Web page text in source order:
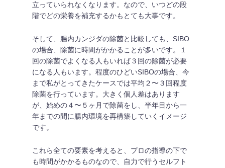
立っていられなくなります。なので、いつどの段
階でどの栄養を補充するかもとても大事です。
そして、腸内カンジダの除菌と比較しても、SIBO
の場合、除菌に時間がかかることが多いです。１
回の除菌でよくなる人もいれば３回の除菌が必要
になる人もいます。程度のひどいSIBOの場合、今
まで私がとってきたケースでは平均２〜３回程度
除菌を行っています。大きく個人差はあります
が、始めの４〜５ヶ月で除菌をし、半年目から一
年までの間に腸内環境を再構築していくイメージ
です。
これら全ての要素を考えると、プロの指導の下で
も時間がかかるものなので、自力で行うセルフト